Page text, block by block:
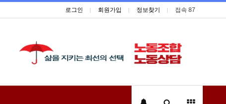
로그인 회원가입 정보찾기 접속 87